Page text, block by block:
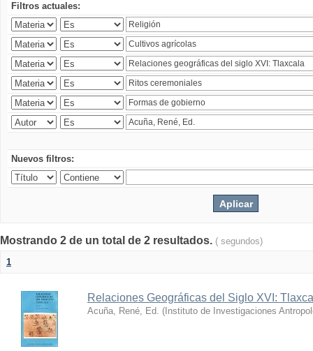
Filtros actuales:
Nuevos filtros:
Mostrando 2 de un total de 2 resultados. ( segundos)
1
Relaciones Geográficas del Siglo XVI:
Acuña, René, Ed. ( Instituto de Investigaciones